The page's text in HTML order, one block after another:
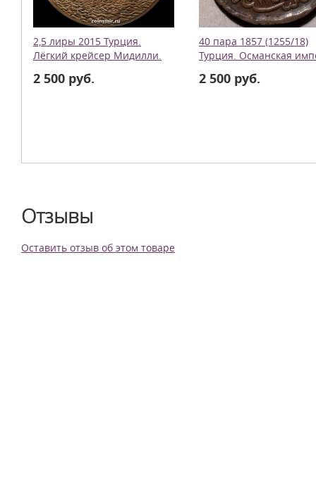
2,5 лиры 2015 Турция.
Лёгкий крейсер Мидилли.
2 500 руб.
40 пара 1857 (1255/18)
Турция. Османская
2 500 руб.
Отзывы
Оставить отзыв об этом товаре